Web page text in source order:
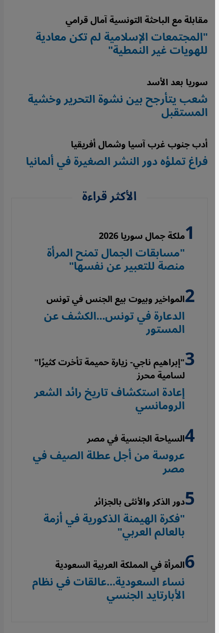
مقابلة مع الباحثة التونسية آمال قرامي
"المجتمعات الإسلامية لم تكن معادية
للهويات غير النمطية"
سوريا بعد الأسد
شعب يتأرجح بين نشوة التحرير وخشية
المستقبل
أدب جنوب غرب آسيا وشمال أفريقيا
فراغ تملؤه دور النشر الصغيرة في ألمانيا
الأكثر قراءة
ملكة جمال سوريا 2026
"مسابقات الجمال تمنح المرأة
منصة للتعبير عن نفسها"
المواخير وبيوت بيع الجنس في تونس
الدعارة في تونس...الكشف عن
المستور
"إبراهيم ناجي- زيارة حميمة تأخرت كثيرًا"
لسامية محرز
إعادة استكشاف تاريخ رائد الشعر
الرومانسي
السياحة الجنسية في مصر
عروسة من أجل عطلة الصيف في
مصر
دور الذكر والأنثى بالجزائر
"فكرة الهيمنة الذكورية في أزمة
بالعالم العربي"
المرأة في المملكة العربية السعودية
نساء السعودية...عالقات في نظام
الأبارتايد الجنسي